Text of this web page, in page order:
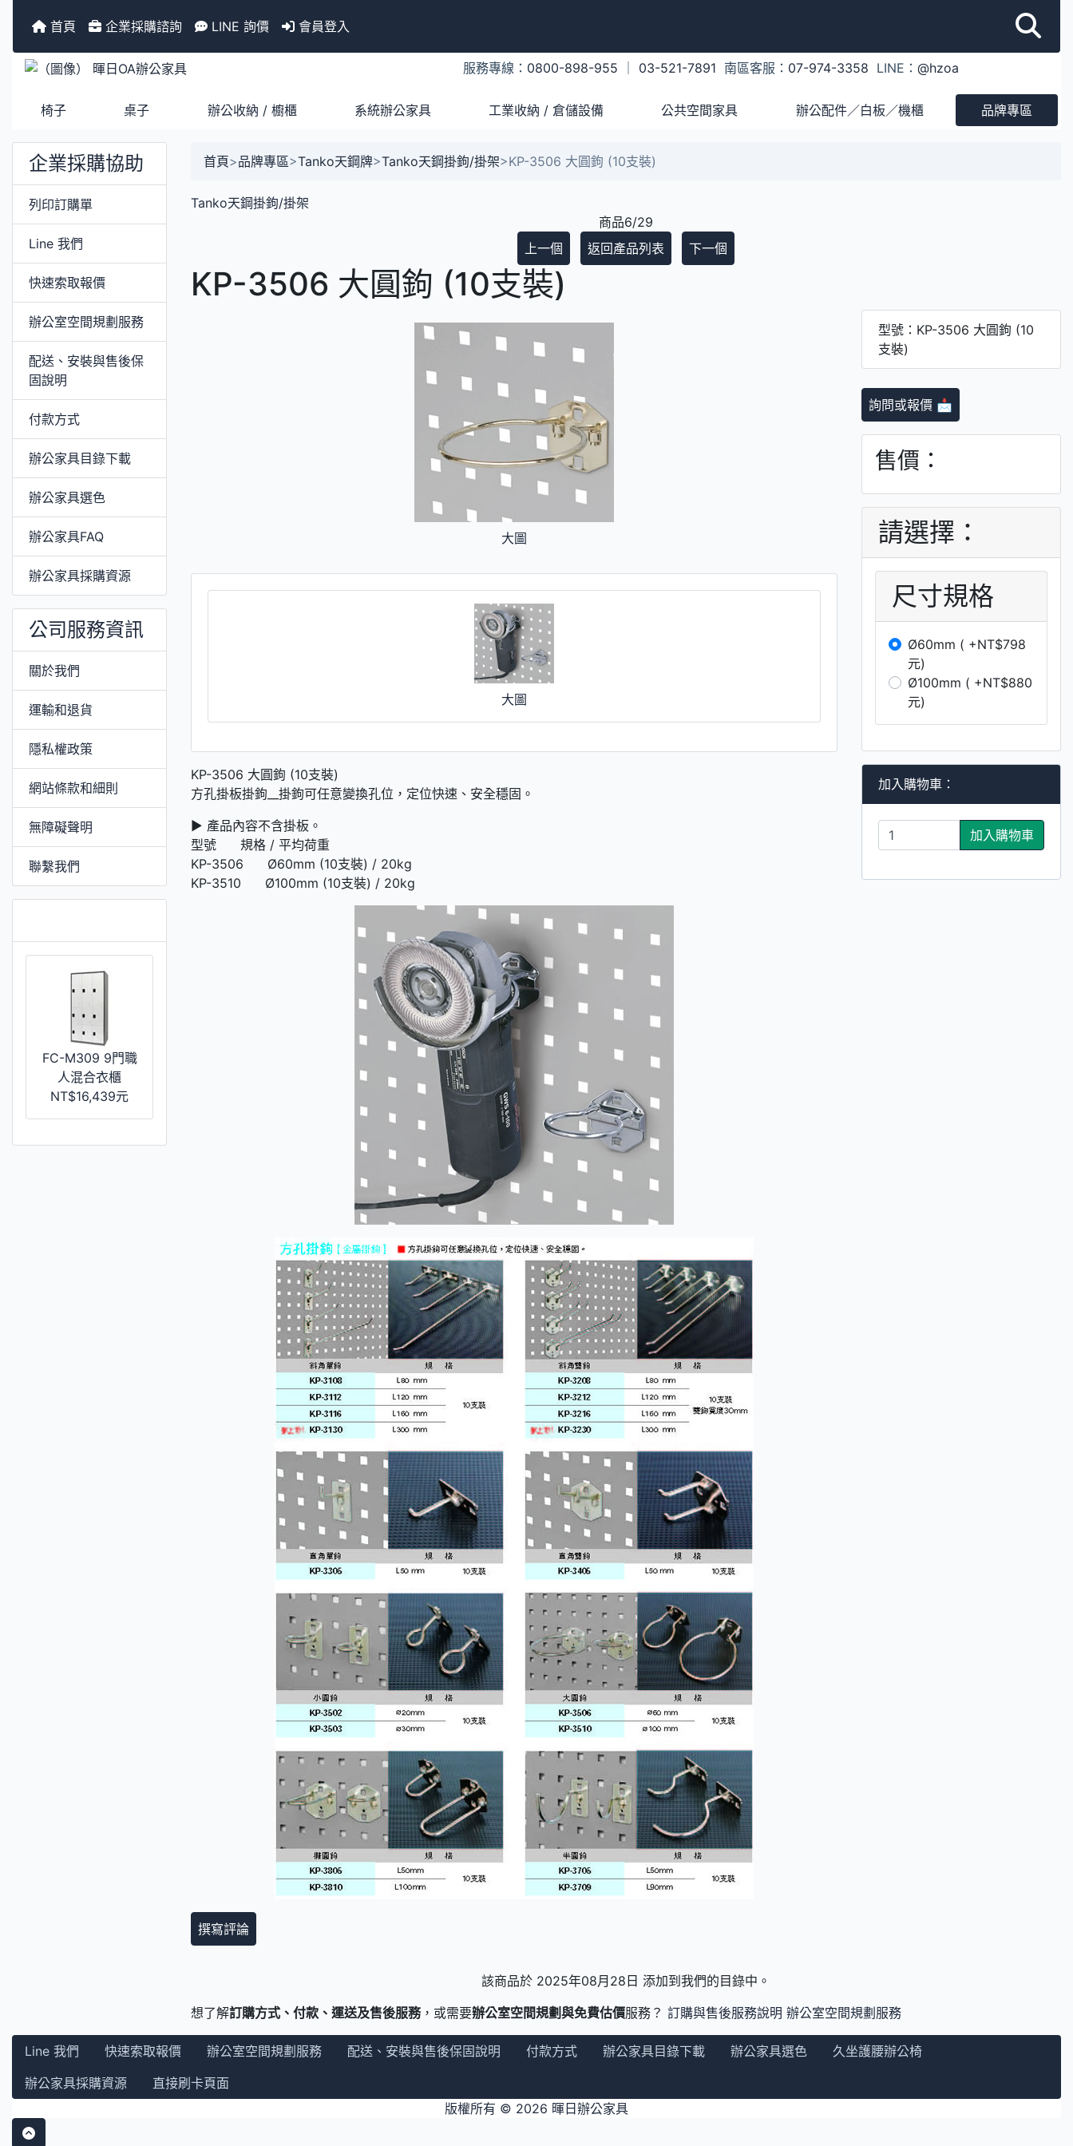
首頁 企業採購諮詢 LINE 詢價 會員登入
服務專線： 0800-898-955 03-521-7891 南區客服： 07-974-3358 LINE：@hzoa
椅子 桌子 辦公收納 / 櫥櫃 系統辦公家具 工業收納 / 倉儲設備 公共空間家具 辦公配件／白板／機櫃 品牌專區
企業採購協助
列印訂購單
Line 我們
快速索取報價
辦公室空間規劃服務
配送、安裝與售後保
固說明
付款方式
辦公家具目錄下載
辦公家具選色
辦公家具FAQ
辦公家具採購資源
公司服務資訊
關於我們
運輸和退貨
隱私權政策
網站條款和細則
無障礙聲明
聯繫我們
FC-M309 9門職
人混合衣櫃
NT$16,439元
首頁>品牌專區>Tanko天鋼牌>Tanko天鋼掛鉤/掛架>KP-3506 大圓鉤 (10支裝)
Tanko天鋼掛鉤/掛架
商品6/29
上一個
返回產品列表 下一個
KP-3506 大圓鉤 (10支裝)
大圖
大圖
KP-3506 大圓鉤 (10支裝)
方孔掛板掛鉤__掛鉤可任意變換孔位，定位快速、安全穩固。
► 產品內容不含掛板。
型號 規格 / 平均荷重
KP-3506 Ø60mm (10支裝) / 20kg
KP-3510 Ø100mm (10支裝) / 20kg
撰寫評論
型號：KP-3506 大圓鉤 (10
支裝)
詢問或報價 📩
售價：
請選擇：
尺寸規格
Ø60mm ( +NT$798
元)
Ø100mm ( +NT$880
元)
加入購物車：
加入購物車
該商品於 2025年08月28日 添加到我們的目錄中。
想了解訂購方式、付款、運送及售後服務，或需要辦公室空間規劃與免費估價服務？ 訂購與售後服務說明 辦公室空間規劃服務
Line 我們 快速索取報價 辦公室空間規劃服務 配送、安裝與售後保固說明 付款方式 辦公家具目錄下載 辦公家具選色
久坐護腰辦公椅
辦公家具採購資源
直接刷卡頁面
版權所有 © 2026 暉日辦公家具